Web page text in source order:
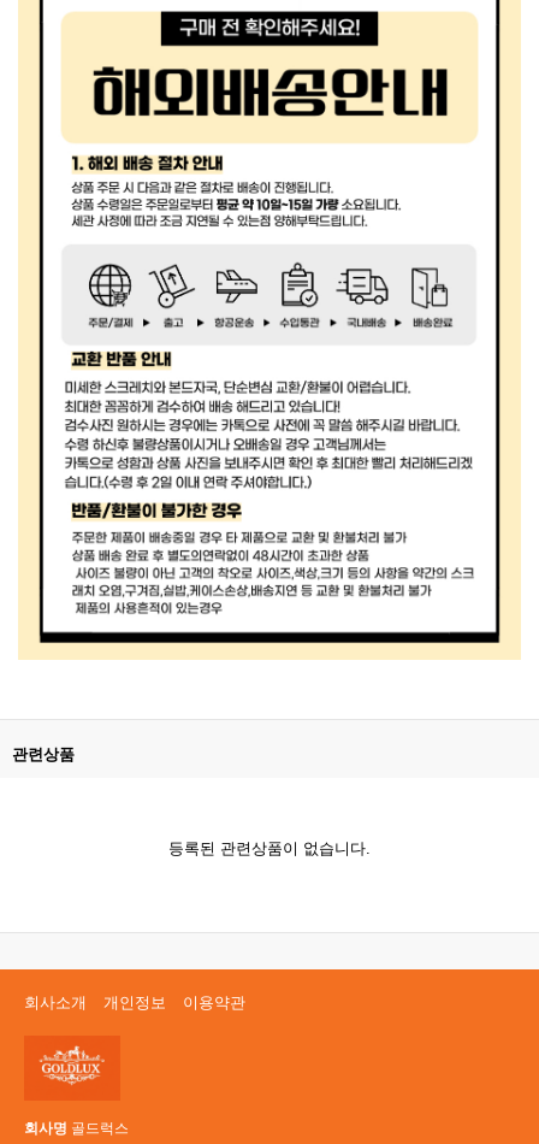
관련상품
등록된 관련상품이 없습니다.
회사소개 개인정보 이용약관
회사명 골드럭스